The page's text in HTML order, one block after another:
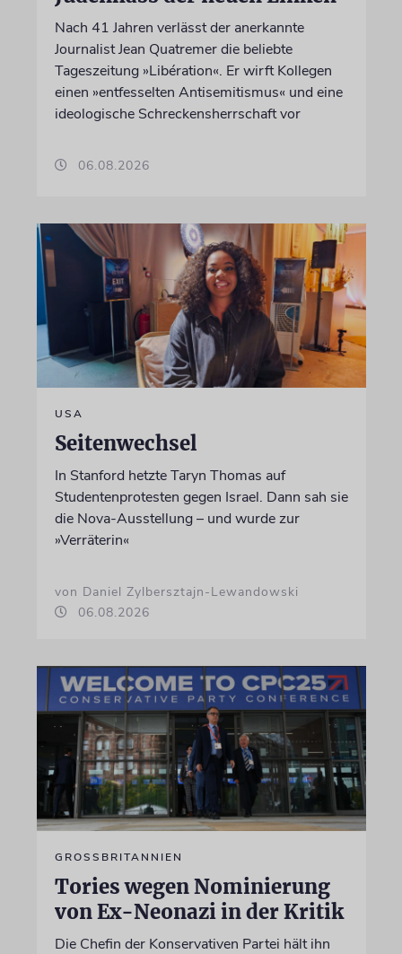
Nach 41 Jahren verlässt der anerkannte
Journalist Jean Quatremer die beliebte
Tageszeitung »Libération«. Er wirft Kollegen
einen »entfesselten Antisemitismus« und eine
ideologische Schreckensherrschaft vor
06.08.2026
USA
Seitenwechsel
In Stanford hetzte Taryn Thomas auf
Studentenprotesten gegen Israel. Dann sah sie
die Nova-Ausstellung – und wurde zur
»Verräterin«
von Daniel Zylbersztajn-Lewandowski
06.08.2026
GROSSBRITANNIEN
Tories wegen Nominierung
von Ex-Neonazi in der Kritik
Die Chefin der Konservativen Partei hält ihn